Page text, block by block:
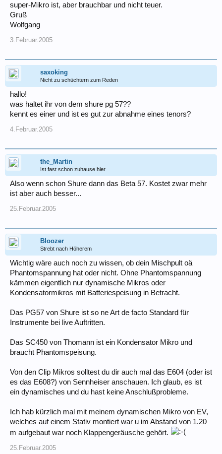
super-Mikro ist, aber brauchbar und nicht teuer.
Gruß
Wolfgang
3.Februar.2005
saxoking
Nicht zu schüchtern zum Reden
hallo!
was haltet ihr von dem shure pg 57??
kennt es einer und ist es gut zur abnahme eines tenors?
4.Februar.2005
the_Martin
Ist fast schon zuhause hier
Also wenn schon Shure dann das Beta 57. Kostet zwar mehr
ist aber auch besser...
25.Februar.2005
Bloozer
Strebt nach Höherem
Wichtig wäre auch noch zu wissen, ob dein Mischpult oä
Phantomspannung hat oder nicht. Ohne Phantomspannung
kämmen eigentlich nur dynamische Mikros oder
Kondensatormikros mit Batteriespeisung in Betracht.
Das PG57 von Shure ist so ne Art de facto Standard für
Instrumente bei live Auftritten.
Das SC450 von Thomann ist ein Kondensator Mikro und
braucht Phantomspeisung.
Von den Clip Mikros solltest du dir auch mal das E604 (oder ist
es das E608?) von Sennheiser anschauen. Ich glaub, es ist
ein dynamisches und du hast keine Anschlußprobleme.
Ich hab kürzlich mal mit meinem dynamischen Mikro von EV,
welches auf einem Stativ montiert war u im Abstand von 1.20
m aufgebaut war noch Klappengeräusche gehört.
25.Februar.2005